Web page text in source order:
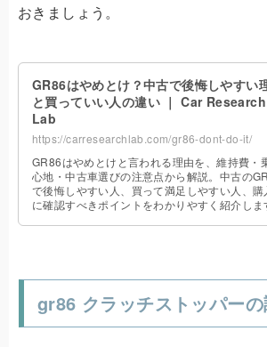
おきましょう。
GR86はやめとけ？中古で後悔しやすい
と買っていい人の違い ｜ Car Research
Lab
https://carresearchlab.com/gr86-dont-do-it/
GR86はやめとけと言われる理由を、維持費・
心地・中古車選びの注意点から解説。中古の
で後悔しやすい人、買って満足しやすい人、購
に確認すべきポイントをわかりやすく紹介しま
gr86 クラッチストッパー